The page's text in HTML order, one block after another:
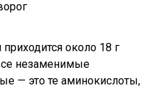
около 18 г
незаменимые
— это те аминокислоты,